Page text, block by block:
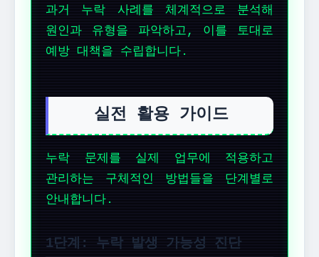
과거 누락 사례를 체계적으로 분석해
원인과 유형을 파악하고, 이를 토대로
예방 대책을 수립합니다.
실전 활용 가이드
누락 문제를 실제 업무에 적용하고
관리하는 구체적인 방법들을 단계별로
안내합니다.
1단계: 누락 발생 가능성 진단